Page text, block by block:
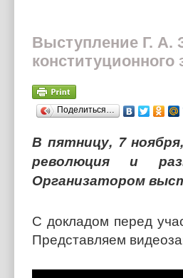
Выступление Г. А.
конституционного
Поделиться…
В пятницу, 7
революция и
Организатором
С докладом перед
Представляем